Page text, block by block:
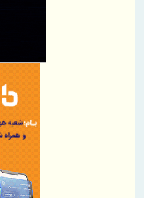
نایب‌رئیس اتاق ایران راهی باکو شد
پرداخت خسارت ۵۰۰
بیمه پارسیان، همراه زائران
برگزاری چهارمین نشست هم اندیشی